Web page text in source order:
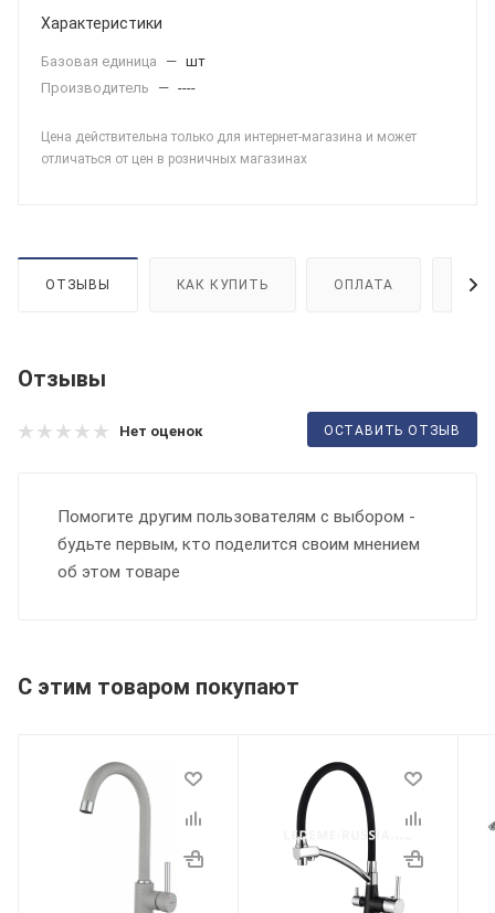
Характеристики
Базовая единица — шт
Производитель
— ----
Цена действительна только для интернет-магазина и может
отличаться от цен в розничных магазинах
ОТЗЫВЫ КАК КУПИТЬ ОПЛАТА
Отзывы
Нет оценок ОСТАВИТЬ ОТЗЫВ
Помогите другим пользователям с выбором -
будьте первым, кто поделится своим мнением
об этом товаре
С этим товаром покупают